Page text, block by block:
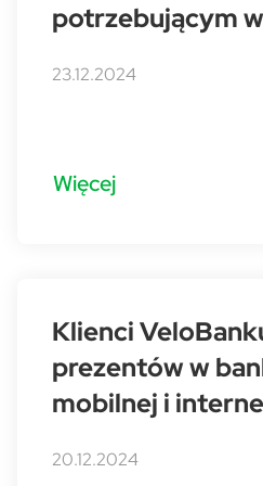
potrzebującym
23.12.2024
Więcej
Klienci
prezentów w
mobilnej i
20.12.2024